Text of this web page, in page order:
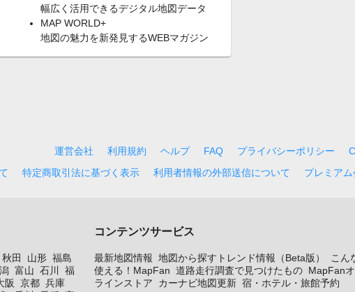
幅広く活用できるデジタル地図データ
MAP WORLD+
地図の魅力を新発見するWEBマガジン
運営会社 利用規約 ヘルプ FAQ プライバシーポリシー
特定商取引法に基づく表示 利用者情報の外部送信について プレミア
秋田 山形 福島
富山 石川
福
阪 京都 兵庫
コンテンツサービス
最新地図情報 地図から探すトレンド情報（Beta版）
こん
使える！MapFan 道路走行調査で見つけたもの MapFan
ラインストア
カーナビ地図更新 宿・ホテル・旅館予約